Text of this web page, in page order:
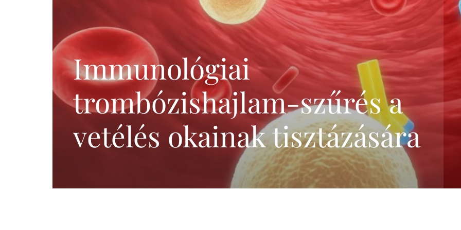
Pszichológia,
edukáció (termékenység,
meddőség)
IVF külföldön
genetikai szűrőtesztek
összefoglalása
Trisomy-tesztek
NIFTY-pro teszt
GeneSafe-teszt
Magzati kromoszóma-
vizsgálatok
(CVS,amniocentézis)
Terhesgondozási
csomagok
3D,4D Babamozi
Immunológiai
trombózishajlam-szűrés a
vetélés okainak tisztázására